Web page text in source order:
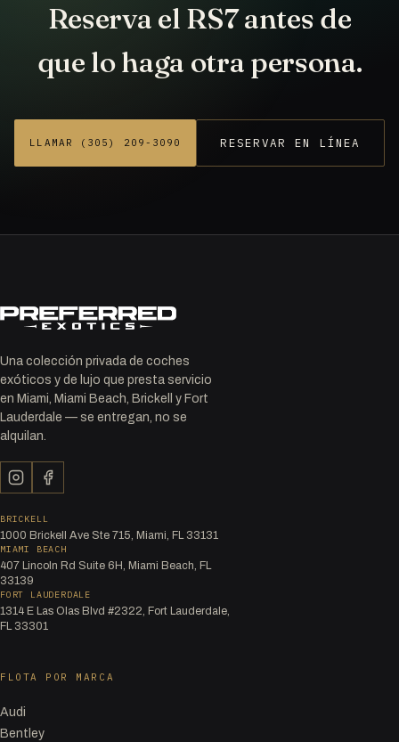
Reserva el RS7 antes de
que lo haga otra persona.
LLAMAR (305) 209-3090 RESERVAR EN LÍNEA
Una colección privada de coches
exóticos y de lujo que presta servicio
en Miami, Miami Beach, Brickell y Fort
Lauderdale — se entregan, no se
alquilan.
BRICKELL
1000 Brickell Ave Ste 715, Miami, FL 33131
MIAMI BEACH
407 Lincoln Rd Suite 6H, Miami Beach, FL
33139
FORT LAUDERDALE
1314 E Las Olas Blvd #2322, Fort Lauderdale,
FL 33301
FLOTA POR MARCA
Audi
Bentley